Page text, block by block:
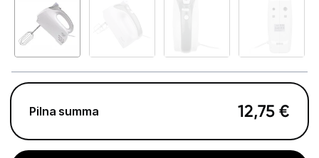
Iebūvējamā tehnika
Kafijas pagatavošana
Mazā virtuves tehnika
Mikroviļņu krāsnis
Pilna summa 12,75 €